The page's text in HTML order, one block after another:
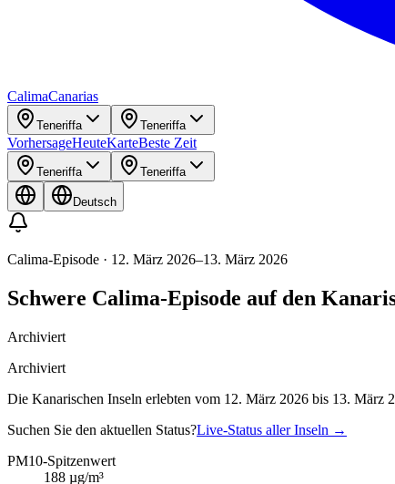
CalimaCanarias
Teneriffa Teneriffa
VorhersageHeuteKarteBeste Zeit
Teneriffa Teneriffa
Deutsch
Calima-Episode · 12. März 2026–13. März 2026
Schwere Calima-Episode auf den
Archiviert
Archiviert
Die Kanarischen Inseln erlebten vom 12. März 2026 bis 13. März
Suchen Sie den aktuellen Status?Live-Status aller Inseln →
PM10-Spitzenwert
188 µg/m³